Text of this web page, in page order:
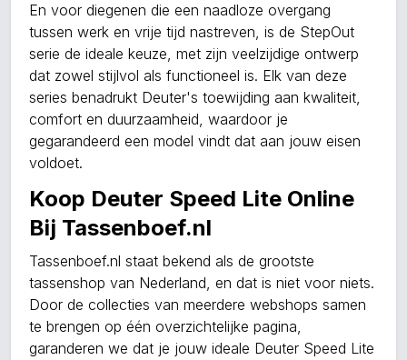
En voor diegenen die een naadloze overgang
tussen werk en vrije tijd nastreven, is de StepOut
serie de ideale keuze, met zijn veelzijdige ontwerp
dat zowel stijlvol als functioneel is. Elk van deze
series benadrukt Deuter's toewijding aan kwaliteit,
comfort en duurzaamheid, waardoor je
gegarandeerd een model vindt dat aan jouw eisen
voldoet.
Koop Deuter Speed Lite Online
Bij Tassenboef.nl
Tassenboef.nl staat bekend als de grootste
tassenshop van Nederland, en dat is niet voor niets.
Door de collecties van meerdere webshops samen
te brengen op één overzichtelijke pagina,
garanderen we dat je jouw ideale Deuter Speed Lite